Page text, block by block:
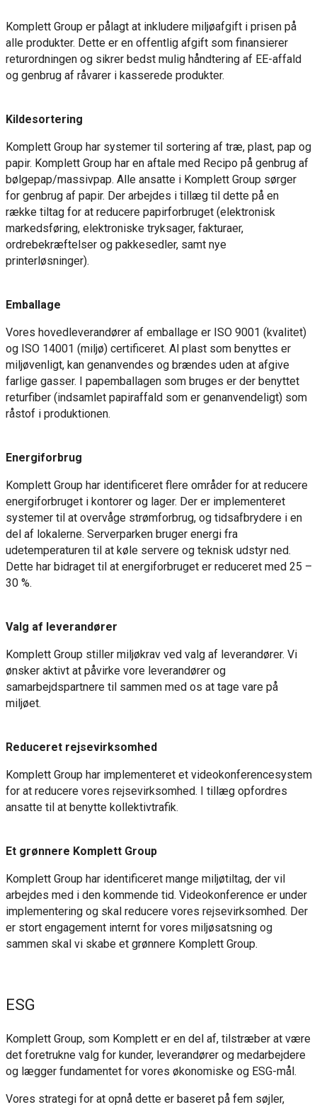
Komplett Group er pålagt at inkludere miljøafgift i prisen på
alle produkter. Dette er en offentlig afgift som finansierer
returordningen og sikrer bedst mulig håndtering af EE-affald
og genbrug af råvarer i kasserede produkter.
Kildesortering
Komplett Group har systemer til sortering af træ, plast, pap og
papir. Komplett Group har en aftale med Recipo på genbrug af
bølgepap/massivpap. Alle ansatte i Komplett Group sørger
for genbrug af papir. Der arbejdes i tillæg til dette på en
række tiltag for at reducere papirforbruget (elektronisk
markedsføring, elektroniske tryksager, fakturaer,
ordrebekræftelser og pakkesedler, samt nye
printerløsninger).
Emballage
Vores hovedleverandører af emballage er ISO 9001 (kvalitet)
og ISO 14001 (miljø) certificeret. Al plast som benyttes er
miljøvenligt, kan genanvendes og brændes uden at afgive
farlige gasser. I papemballagen som bruges er der benyttet
returfiber (indsamlet papiraffald som er genanvendeligt) som
råstof i produktionen.
Energiforbrug
Komplett Group har identificeret flere områder for at reducere
energiforbruget i kontorer og lager. Der er implementeret
systemer til at overvåge strømforbrug, og tidsafbrydere i en
del af lokalerne. Serverparken bruger energi fra
udetemperaturen til at køle servere og teknisk udstyr ned.
Dette har bidraget til at energiforbruget er reduceret med 25 –
30 %.
Valg af leverandører
Komplett Group stiller miljøkrav ved valg af leverandører. Vi
ønsker aktivt at påvirke vore leverandører og
samarbejdspartnere til sammen med os at tage vare på
miljøet.
Reduceret rejsevirksomhed
Komplett Group har implementeret et videokonferencesystem
for at reducere vores rejsevirksomhed. I tillæg opfordres
ansatte til at benytte kollektivtrafik.
Et grønnere Komplett Group
Komplett Group har identificeret mange miljøtiltag, der vil
arbejdes med i den kommende tid. Videokonference er under
implementering og skal reducere vores rejsevirksomhed. Der
er stort engagement internt for vores miljøsatsning og
sammen skal vi skabe et grønnere Komplett Group.
ESG
Komplett Group, som Komplett er en del af, tilstræber at være
det foretrukne valg for kunder, leverandører og medarbejdere
og lægger fundamentet for vores økonomiske og ESG-mål.
Vores strategi for at opnå dette er baseret på fem søjler,